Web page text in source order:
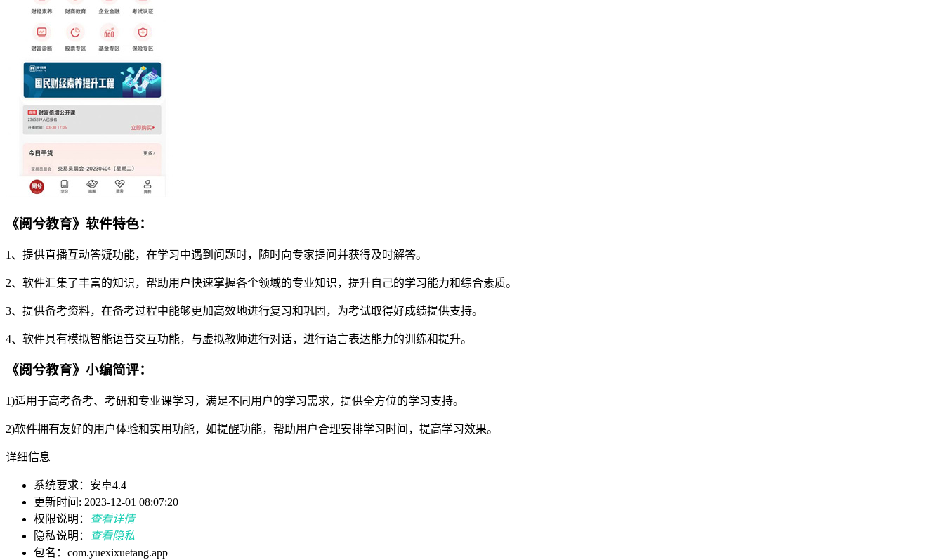
《阅兮教育》软件特色：
1、提供直播互动答疑功能，在学习中遇到问题时，随时向专家提问并获得及时解答。
2、软件汇集了丰富的知识，帮助用户快速掌握各个领域的专业知识，提升自己的学习能力和综合素质。
3、提供备考资料，在备考过程中能够更加高效地进行复习和巩固，为考试取得好成绩提供支持。
4、软件具有模拟智能语音交互功能，与虚拟教师进行对话，进行语言表达能力的训练和提升。
《阅兮教育》小编简评：
1)适用于高考备考、考研和专业课学习，满足不同用户的学习需求，提供全方位的学习支持。
2)软件拥有友好的用户体验和实用功能，如提醒功能，帮助用户合理安排学习时间，提高学习效果。
详细信息
系统要求：安卓4.4
更新时间: 2023-12-01 08:07:20
权限说明：
查看详情
隐私说明：
查看隐私
包名：com.yuexixuetang.app